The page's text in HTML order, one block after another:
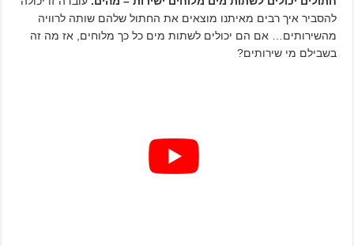
להסביר איך רבים מאיתנו מוצאים את החתול שלהם שותה לרוויה
מהשירותים… אם הם יכולים לשתות מים כל כך מלוחים, אז מה זה
בשבילם מי שירותים?